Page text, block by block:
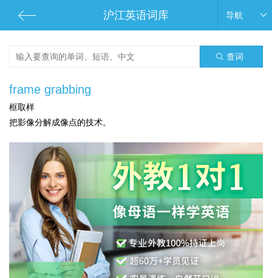
沪江英语词库 导航
查词
frame grabbing
框取样
把影像分解成像点的技术。